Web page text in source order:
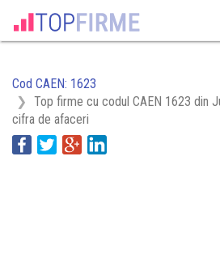
Cod CAEN: 1623
Top firme cu codul CAEN 1623 din
cifra de afaceri